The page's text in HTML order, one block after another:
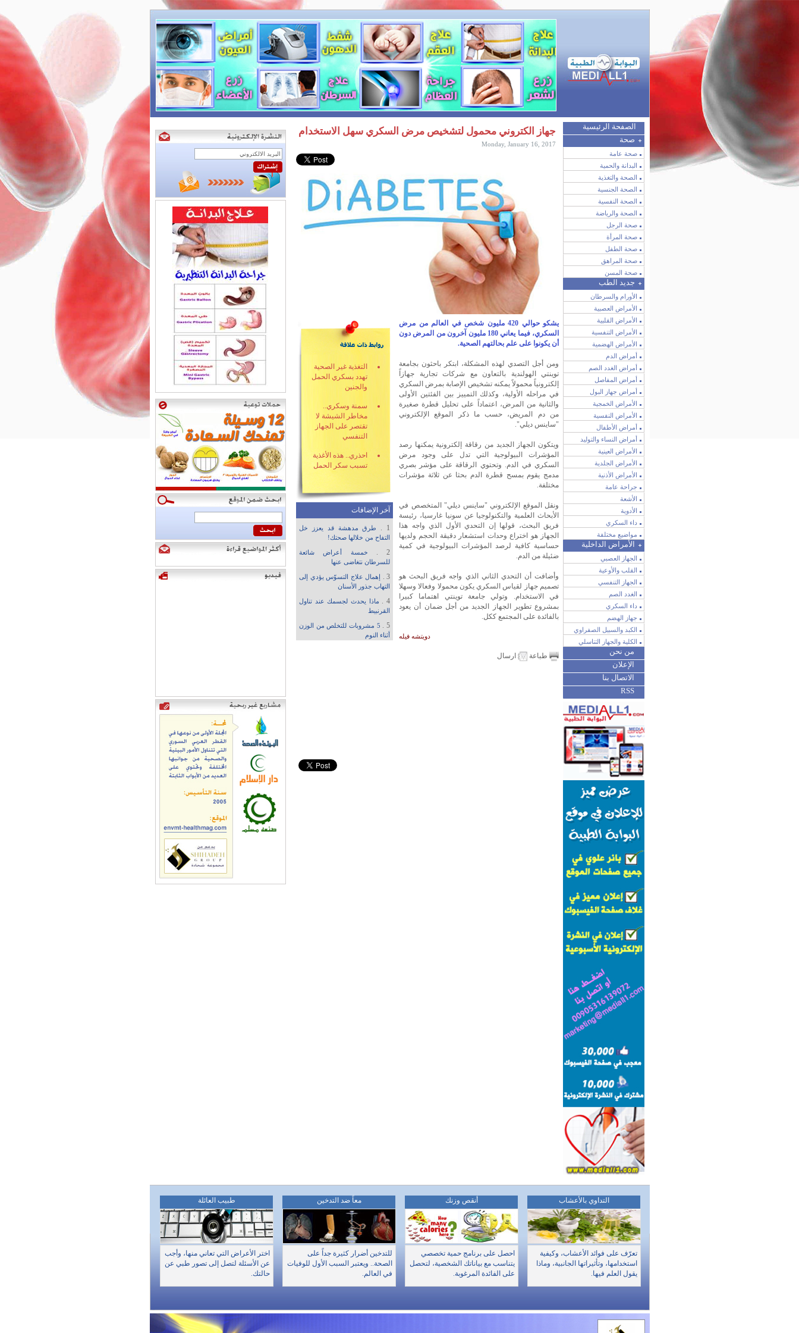
الصفحة الرئيسية
صحة
صحة عامة
البدانة والحمية
الصحة والتغذية
الصحة الجنسية
الصحة النفسية
الصحة والرياضة
صحة الرجل
صحة المرأة
صحة الطفل
صحة المراهق
صحة المسن
جديد الطب
الأورام والسرطان
الأمراض العصبية
الأمراض القلبية
الأمراض التنفسية
الأمراض الهضمية
أمراض الدم
أمراض الغدد الصم
أمراض المفاصل
أمراض جهاز البول
الأمراض الخمجية
الأمراض النفسية
أمراض الأطفال
أمراض النساء والتوليد
الأمراض العينية
الأمراض الجلدية
الأمراض الأذنية
جراحة عامة
الأشعة
الأدوية
داء السكري
مواضيع مختلفة
الأمراض الداخلية
الجهاز العصبي
القلب والأوعية
الجهاز التنفسي
الغدد الصم
داء السكري
جهاز الهضم
الكبد والسبيل الصفراوي
الكلية والجهاز التناسلي
من نحن
الإعلان
الاتصال بنا
RSS
جهاز الكتروني محمول لتشخيص مرض السكري سهل الاستخدام
Monday, January 16, 2017
التغذية غير الصحية
تهدد بسكري الحمل
والجنين
سمنة وسكري..
مخاطر الشيشة لا
تقتصر على الجهاز
التنفسي
احذري.. هذه الأغذية
تسبب سكر الحمل
آخر الإضافات
1 .
طرق مدهشة قد يعزز خل
التفاح من خلالها صحتك!
2 .
خمسة أعراض شائعة
للسرطان نتغاضى عنها
3 .
إهمال علاج التسوّس يؤدي إلى
التهاب جذور الأسنان
4 .
ماذا يحدث لجسمك عند تناول
القرنبيط
5 .
5 مشروبات للتخلص من الوزن
أثناء النوم
يشكو حوالي 420 مليون شخص في العالم من مرض
السكري، فيما يعاني 180 مليون آخرون من المرض دون
أن يكونوا على علم بحالتهم الصحية.
ومن أجل التصدي لهذه المشكلة، ابتكر باحثون بجامعة
توينتي الهولندية بالتعاون مع شركات تجارية جهازاً
إلكترونياً محمولاً يمكنه تشخيص الإصابة بمرض السكري
في مراحله الأولية، وكذلك التمييز بين الفئتين الأولى
والثانية من المرض، اعتماداً على تحليل قطرة صغيرة
من دم المريض، حسب ما ذكر الموقع الإلكتروني
"ساينس ديلي".
ويتكون الجهاز الجديد من رقاقة إلكترونية يمكنها رصد
المؤشرات البيولوجية التي تدل على وجود مرض
السكري في الدم. وتحتوي الرقاقة على مؤشر بصري
مدمج يقوم بمسح قطرة الدم بحثا عن ثلاثة مؤشرات
مختلفة.
ونقل الموقع الإلكتروني "ساينس ديلي" المتخصص في
الأبحاث العلمية والتكنولوجيا عن سونيا غارسيا، رئيسة
فريق البحث، قولها إن التحدي الأول الذي واجه هذا
الجهاز هو اختراع وحدات استشعار دقيقة الحجم ولديها
حساسية كافية لرصد المؤشرات البيولوجية في كمية
ضئيلة من الدم.
وأضافت أن التحدي الثاني الذي واجه فريق البحث هو
تصميم جهاز لقياس السكري يكون محمولا وفعالا وسهلا
في الاستخدام. وتولي جامعة توينتي اهتماما كبيرا
بمشروع تطوير الجهاز الجديد من أجل ضمان أن يعود
بالفائدة على المجتمع ككل.
دويتشه فيله
طباعة ارسال
طبيب العائلة
اختر الأعراض التي تعاني منها، وأجب
عن الأسئلة لتصل إلى تصور طبي عن
حالتك.
معاً ضد التدخين
للتدخين أضرار كثيرة جداً على
الصحة.. ويعتبر السبب الأول للوفيات
في العالم.
أنقص وزنك
احصل على برنامج حمية تخصصي
يتناسب مع بياناتك الشخصية، لتحصل
على الفائدة المرغوبة.
التداوي بالأعشاب
تعرّف على فوائد الأعشاب، وكيفية
استخدامها، وتأثيراتها الجانبية، وماذا
يقول العلم فيها.